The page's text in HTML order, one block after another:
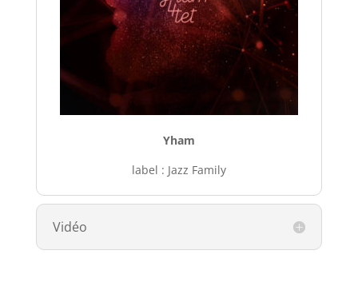
Yham
label : Jazz Family
Vidéo